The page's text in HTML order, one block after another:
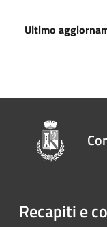
Ultimo
Recapiti e